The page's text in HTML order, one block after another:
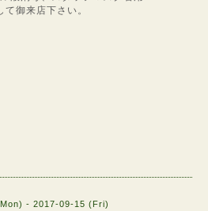
て御来店下さい。
- 2017-09-15 (Fri)